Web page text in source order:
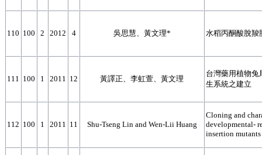
110 100 2 2012 4 吳思慧、黃文理* 水稻丙酮酸脫羧
111 100 1 2011 12 黃譯正、李虹萱、黃文理
台灣藥用植物兔
生系統之建立
112 100 1 2011 11 Shu-Tseng Lin and Wen-Lii Huang
Cloning and
developmental-
insertion